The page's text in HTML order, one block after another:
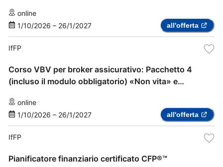
online
1/10/2026 – 26/1/2027 all'offerta
IfFP
Corso VBV per broker assicurativo: Pacchetto 4
(incluso il modulo obbligatorio) «Non vita» e
online
1/10/2026 – 26/1/2027 all'offerta
IfFP
Pianificatore finanziario certificato CFP®™